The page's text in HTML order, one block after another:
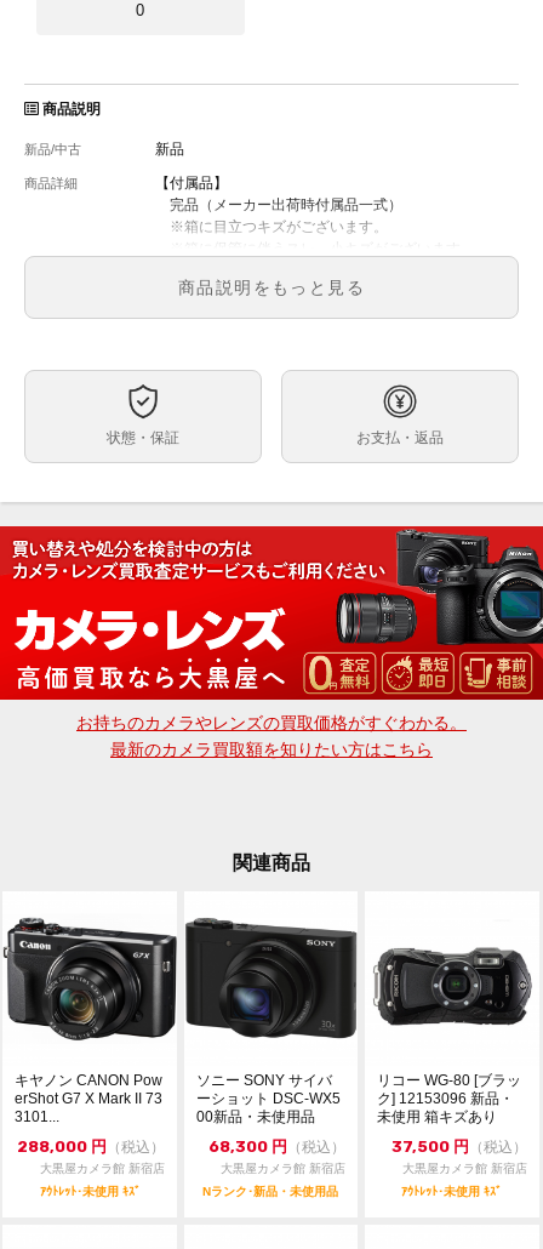
0
商品説明
新品/中古 新品
商品詳細
【付属品】
完品（メーカー出荷時付属品一式）
※箱に目立つキズがございます。
※箱に保管に伴うスレ、小キズがございます。
【保証】
メーカー保証あり（1年間）
※初期不良につきましてもメーカー対応となります。
送料無料
※受取可能店舗は大黒屋カメラ館 新宿店のみでござい
ます。
〒160-0023 東京都新宿区西新宿1-2-12 丸幸ビル2F
03-6900-4091
dkcamera@e-daikoku.com
送料無料のLINE査定、宅配買取も可能です。
詳しくはトップページの大きなバナーをクリック
商品説明をもっと見る
状態・保証 お支払・返品
お持ちのカメラやレンズの買取価格がすぐわかる。
最新のカメラ買取額を知りたい方はこちら
関連商品
キヤノン CANON Pow
erShot G7 X Mark II 73
3101...
288,000 円 （税込）
大黒屋カメラ館 新宿店
ｱｳﾄﾚｯﾄ･未使用 ｷｽﾞ
ソニー SONY サイバ
ーショット DSC-WX5
00新品・未使用品
68,300 円 （税込）
大黒屋カメラ館 新宿店
Nランク･新品・未使用品
リコー WG-80 [ブラッ
ク] 12153096 新品・
未使用 箱キズあり
37,500 円 （税込）
大黒屋カメラ館 新宿店
ｱｳﾄﾚｯﾄ･未使用 ｷｽﾞ